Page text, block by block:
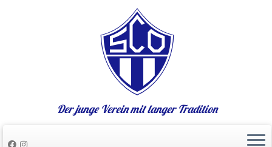
Der junge Verein mit langer Tradition